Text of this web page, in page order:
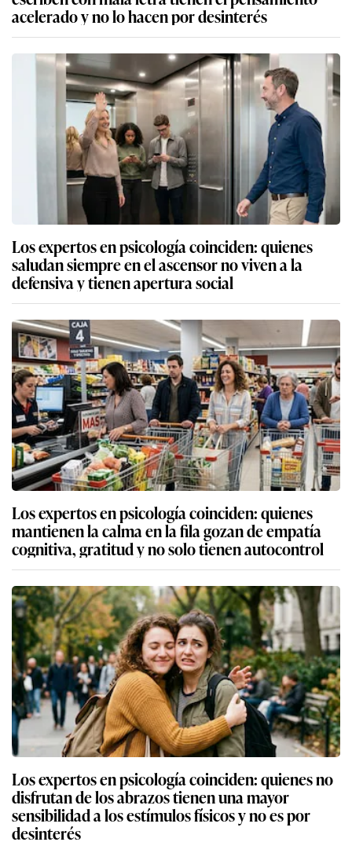
acelerado y no lo hacen por desinterés
Los expertos en psicología coinciden: quienes
saludan siempre en el ascensor no viven a la
defensiva y tienen apertura social
Los expertos en psicología coinciden: quienes
mantienen la calma en la fila gozan de empatía
cognitiva, gratitud y no solo tienen autocontrol
Los expertos en psicología coinciden: quienes no
disfrutan de los abrazos tienen una mayor
sensibilidad a los estímulos físicos y no es por
desinterés